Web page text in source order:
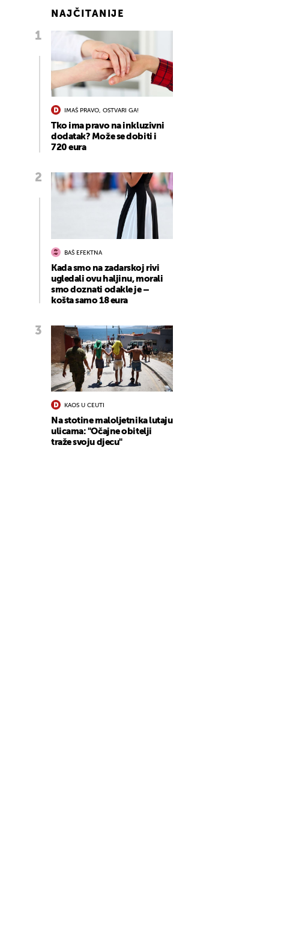
NAJČITANIJE
IMAŠ PRAVO, OSTVARI GA!
Tko ima pravo na inkluzivni
dodatak? Može se dobiti i
720 eura
BAŠ EFEKTNA
Kada smo na zadarskoj rivi
ugledali ovu haljinu, morali
smo doznati odakle je –
košta samo 18 eura
KAOS U CEUTI
Na stotine maloljetnika lutaju
ulicama: "Očajne obitelji
traže svoju djecu"